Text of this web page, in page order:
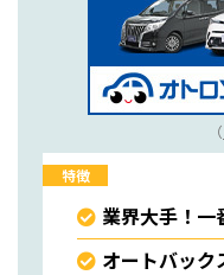
（
特徴
業界大手！一
オートバック